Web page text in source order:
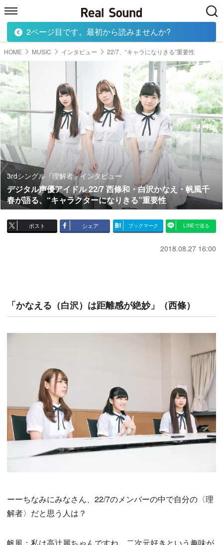
HOME MUSIC MOVIE TECH
HOME MUSIC インタビュー 22/7、“キャラになりきる”重要性
3rdシングル『理解者』インタビュー
デジタル声優アイドル 22/7 西條和・白沢かなえ・帆風千
春が語る、“キャラクターになりきる”重要性
ポスト シェア ブックマーク LINEで送る
2018.08.27 16:00
「かなえる（白沢）は距離感が絶妙」（西條）
ーーちなみにみなさん、22/7のメンバーの中で自分の〈理
解者〉だと思う人は？
2ページ目です。最初から読みませんか?